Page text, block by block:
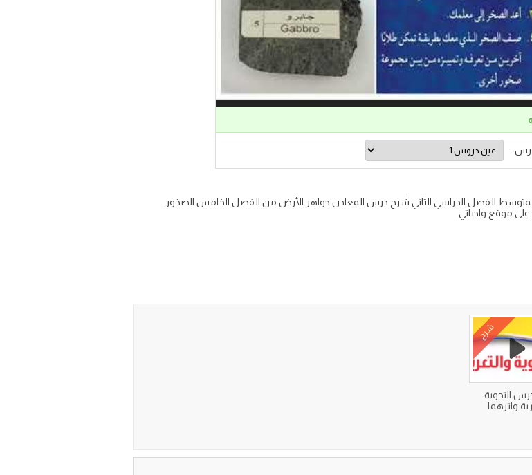
الفصل الدراسي الثاني شرح درس المعادن جواهر الأرض من الفصل الخامس الصخور
شرح
التجوية
واثرهما